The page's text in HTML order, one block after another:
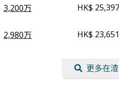
3,200万 HK$ 25,397
2,980万 HK$ 23,651
更多在